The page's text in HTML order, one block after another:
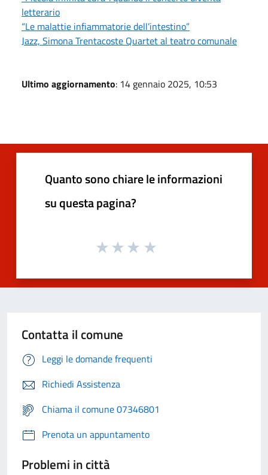
letterario
“Le malattie infiammatorie dell’intestino”
Jazz, Simona Trentacoste Quartet al teatro comunale
Ultimo aggiornamento: 14 gennaio 2025, 10:53
Quanto sono chiare le informazioni
su questa pagina?
Contatta il comune
Leggi le domande frequenti
Richiedi Assistenza
Chiama il comune 07346801
Prenota un appuntamento
Problemi in città